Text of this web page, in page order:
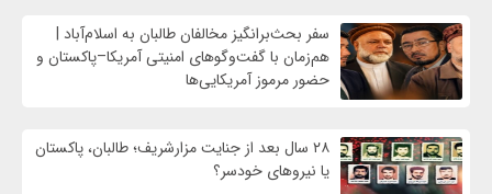
سفر بحث‌برانگیز مخالفان طالبان به اسلام‌آباد |
هم‌زمان با گفت‌وگوهای امنیتی آمریکا–پاکستان و
حضور مرموز آمریکایی‌ها
۲۸ سال بعد از جنایت مزارشریف؛ طالبان، پاکستان
یا نیروهای خودسر؟